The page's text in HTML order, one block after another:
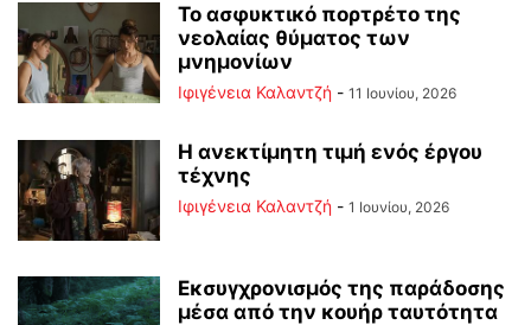
Το ασφυκτικό πορτρέτο της
νεολαίας θύματος των
μνημονίων
Ιφιγένεια Καλαντζή - 11 Ιουνίου, 2026
Η ανεκτίμητη τιμή ενός έργου
τέχνης
Ιφιγένεια Καλαντζή - 1 Ιουνίου, 2026
Εκσυγχρονισμός της παράδοσης
μέσα από την κουήρ ταυτότητα